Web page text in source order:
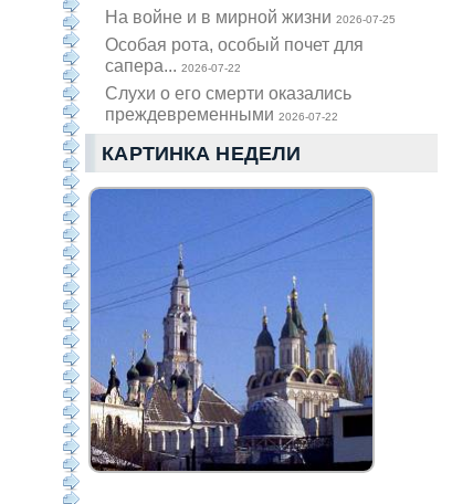
На войне и в мирной жизни2026-07-25
Особая рота, особый почет для
сапера...2026-07-22
Слухи о его смерти оказались
преждевременными2026-07-22
КАРТИНКА НЕДЕЛИ